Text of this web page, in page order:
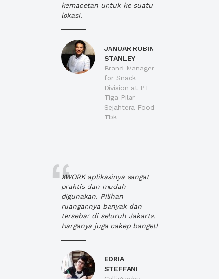
kemacetan untuk ke suatu
lokasi.
JANUAR ROBIN
STANLEY
Brand Manager
for Snack
Division at PT
Tiga Pilar
Sejahtera Food
Tbk
XWORK aplikasinya sangat
praktis dan mudah
digunakan. Pilihan
ruangannya banyak dan
tersebar di seluruh Jakarta.
Harganya juga cakep banget!
EDRIA
STEFFANI